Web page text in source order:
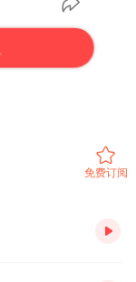
免费订阅